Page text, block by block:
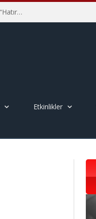
Hiroşima’nın 81. Yılında İtalyan Savaş Karşıtları Harekete Geçti: “Hatırlamak yeterli değil”
Etkinlikler